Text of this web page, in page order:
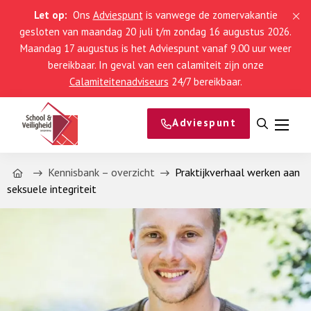
Let op: Ons Adviespuntis vanwege de zomervakantie
gesloten van maandag 20 juli t/m zondag 16 augustus 2026.
Maandag 17 augustus is het Adviespunt vanaf 9.00 uur weer
bereikbaar. In geval van een calamiteit zijn onze
Calamiteitenadviseurs 24/7 bereikbaar.
Adviespunt
Open
Menu
Home Kennisbank – overzicht
Praktijkverhaal werken aan
seksuele integriteit